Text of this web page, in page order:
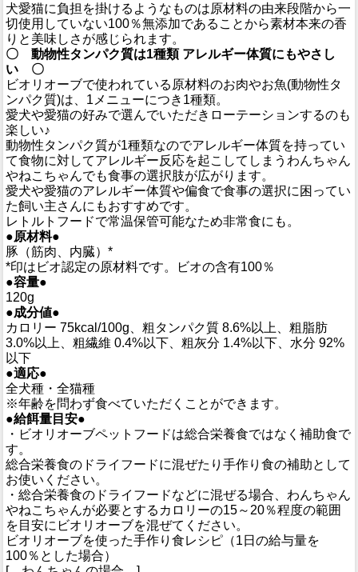
犬愛猫に負担を掛けるようなものは原材料の由来段階から一
切使用していない100％無添加であることから素材本来の香
りと美味しさが感じられます。
〇 動物性タンパク質は1種類 アレルギー体質にもやさし
い 〇
ビオリオーブで使われている原材料のお肉やお魚(動物性タ
ンパク質)は、1メニューにつき1種類。
愛犬や愛猫の好みで選んでいただきローテーションするのも
楽しい♪
動物性タンパク質が1種類なのでアレルギー体質を持ってい
て食物に対してアレルギー反応を起こしてしまうわんちゃん
やねこちゃんでも食事の選択肢が広がります。
愛犬や愛猫のアレルギー体質や偏食で食事の選択に困ってい
た飼い主さんにもおすすめです。
レトルトフードで常温保管可能なため非常食にも。
●原材料●
豚（筋肉、内臓）*
*印はビオ認定の原材料です。ビオの含有100％
●容量●
120g
●成分値●
カロリー 75kcal/100g、粗タンパク質 8.6%以上、粗脂肪
3.0%以上、粗繊維 0.4%以下、粗灰分 1.4%以下、水分 92%
以下
●適応●
全犬種・全猫種
※年齢を問わず食べていただくことができます。
●給餌量目安●
・ビオリオーブペットフードは総合栄養食ではなく補助食で
す。
総合栄養食のドライフードに混ぜたり手作り食の補助として
お使いください。
・総合栄養食のドライフードなどに混ぜる場合、わんちゃん
やねこちゃんが必要とするカロリーの15～20％程度の範囲
を目安にビオリオーブを混ぜてください。
ビオリオーブを使った手作り食レシピ（1日の給与量を
100％とした場合）